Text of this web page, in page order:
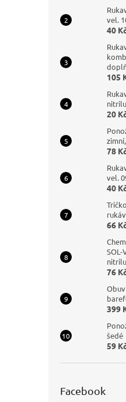
vel.
40
105
20
78
vel.
40
66
SOL-
nitrilu
76
Obuv
399
šedé
59
Facebook